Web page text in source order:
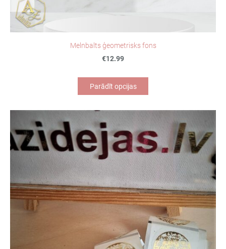
Melnbalts ģeometrisks fons
€12.99
Parādīt opcijas